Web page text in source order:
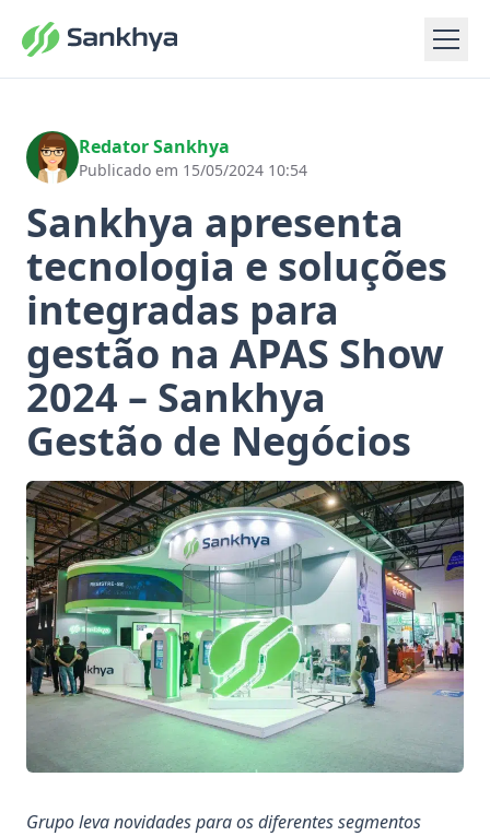
Redator Sankhya
Publicado em 15/05/2024 10:54
Sankhya apresenta
tecnologia e soluções
integradas para
gestão na APAS Show
2024 – Sankhya
Gestão de Negócios
Grupo levanovidades para os diferentes segmentos